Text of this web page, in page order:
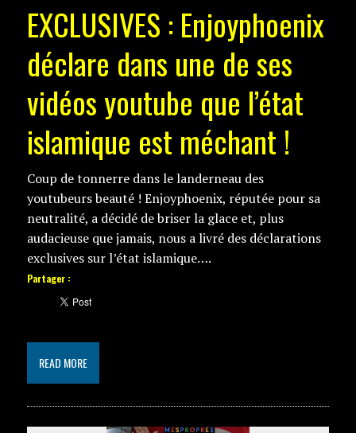
EXCLUSIVES : Enjoyphoenix
déclare dans une de ses
vidéos youtube que l’état
islamique est méchant !
Coup de tonnerre dans le landerneau des
youtubeurs beauté ! Enjoyphoenix, réputée pour sa
neutralité, a décidé de briser la glace et, plus
audacieuse que jamais, nous a livré des déclarations
exclusives sur l’état islamique….
Partager :
READ MORE